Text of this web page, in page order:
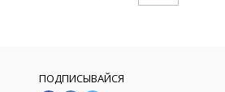
ПОДПИСЫВАЙСЯ